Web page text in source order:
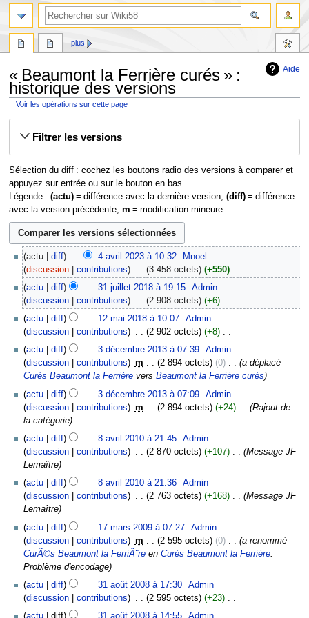
Aide
« Beaumont la Ferrière curés » :
historique des versions
Voir les opérations sur cette page
Filtrer les versions
Sélection du diff : cochez les boutons radio des versions à comparer et
appuyez sur entrée ou sur le bouton en bas.
Légende : (actu)= différence avec la dernière version, (diff)= différence
avec la version précédente, m = modification mineure.
avril
2023
actu diff 4 avril 2023 à 10:32
Mnoel
discussion
contributions 3 458 octets +550 ‎
A
u
c
u
n
r
é
s
m
é
d
e
s
m
o
d
i
i
c
a
t
i
o
juillet
2018
actu diff 31 juillet 2018 à 19:15
Admin
discussion
contributions 2 908 octets +6 ‎
A
u
c
u
n
r
é
s
u
é
d
e
s
m
o
d
i
f
i
a
t
i
12
mai
actu diff 12 mai 2018 à 10:07
Admin
discussion
contributions 2 902 octets +8 ‎
A
u
c
n
r
é
s
u
m
d
e
s
m
o
d
i
f
i
décembre
2013
actu diff 3 décembre 2013 à 07:39
Admin
discussion
contributions m 2 894 octets 0 ‎
a déplacé
Curés Beaumont la Ferrière vers Beaumont la Ferrière curés
actu
diff 3 décembre 2013 à 07:09
Admin
discussion
contributions m 2 894 octets +24 ‎
Rajout de
la catégorie
avril
2010
actu diff 8 avril 2010 à 21:45
Admin
discussion
contributions 2 870 octets +107 ‎
Message JF
Lemaître
actu
diff 8 avril 2010 à 21:36
Admin
discussion
contributions 2 763 octets +168 ‎
Message JF
Lemaître
mars
2009
actu diff 17 mars 2009 à 07:27
Admin
discussion
contributions m 2 595 octets 0 ‎
a renommé
CurÃ©s Beaumont la FerriÃ¨re en Curés Beaumont la Ferrière:
Problème d'encodage
août
actu diff 31 août 2008 à 17:30
Admin
discussion
contributions 2 595 octets +23 ‎
A
actu diff 31 août 2008 à 14:55 Admin
plus